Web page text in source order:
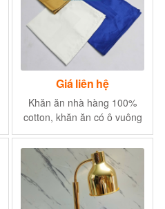
Giá liên hệ
Khăn ăn nhà hàng 100%
cotton, khăn ăn có ô vuông